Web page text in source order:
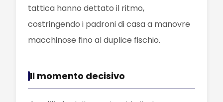
tattica hanno dettato il ritmo,
costringendo i padroni di casa a manovre
macchinose fino al duplice fischio.
Il momento decisivo